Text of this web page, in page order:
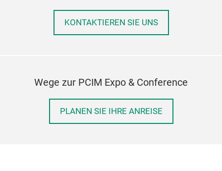
KONTAKTIEREN SIE UNS
Wege zur PCIM Expo & Conference
PLANEN SIE IHRE ANREISE